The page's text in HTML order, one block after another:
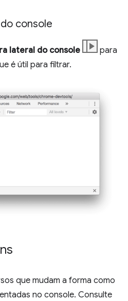
console
lateral do console
para
é útil para filtrar.
que mudam a forma como
no console. Consulte